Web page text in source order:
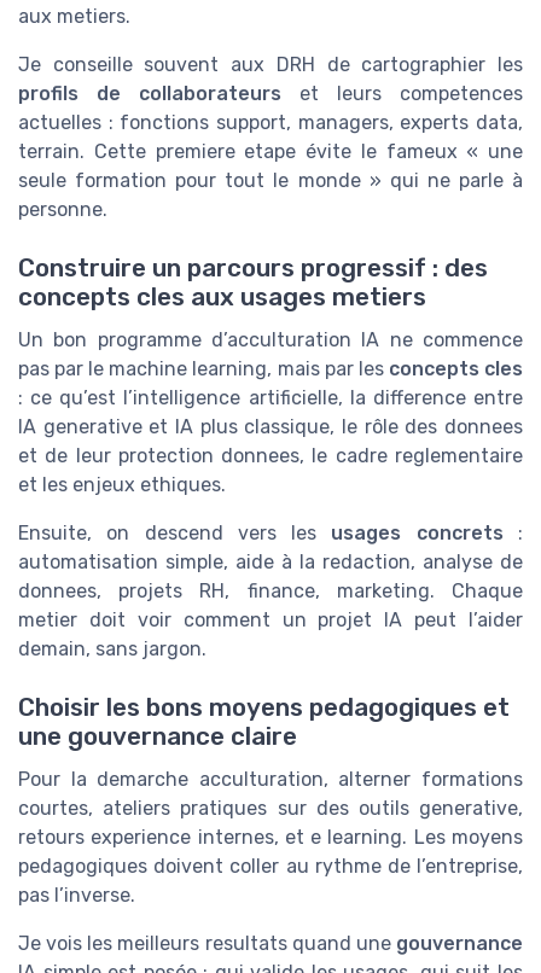
aux metiers.
Je conseille souvent aux DRH de cartographier les
profils de collaborateurs et leurs competences
actuelles : fonctions support, managers, experts data,
terrain. Cette premiere etape évite le fameux « une
seule formation pour tout le monde » qui ne parle à
personne.
Construire un parcours progressif : des
concepts cles aux usages metiers
Un bon programme d’acculturation IA ne commence
pas par le machine learning, mais par les concepts cles
: ce qu’est l’intelligence artificielle, la difference entre
IA generative et IA plus classique, le rôle des donnees
et de leur protection donnees, le cadre reglementaire
et les enjeux ethiques.
Ensuite, on descend vers les usages concrets :
automatisation simple, aide à la redaction, analyse de
donnees, projets RH, finance, marketing. Chaque
metier doit voir comment un projet IA peut l’aider
demain, sans jargon.
Choisir les bons moyens pedagogiques et
une gouvernance claire
Pour la demarche acculturation, alterner formations
courtes, ateliers pratiques sur des outils generative,
retours experience internes, et e learning. Les moyens
pedagogiques doivent coller au rythme de l’entreprise,
pas l’inverse.
Je vois les meilleurs resultats quand une gouvernance